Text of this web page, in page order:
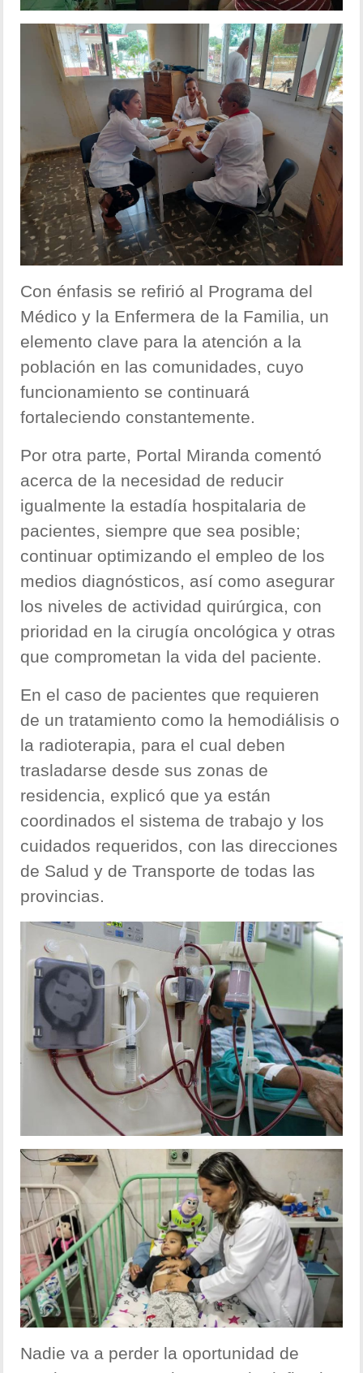
Con énfasis se refirió al Programa del
Médico y la Enfermera de la Familia, un
elemento clave para la atención a la
población en las comunidades, cuyo
funcionamiento se continuará
fortaleciendo constantemente.
Por otra parte, Portal Miranda comentó
acerca de la necesidad de reducir
igualmente la estadía hospitalaria de
pacientes, siempre que sea posible;
continuar optimizando el empleo de los
medios diagnósticos, así como asegurar
los niveles de actividad quirúrgica, con
prioridad en la cirugía oncológica y otras
que comprometan la vida del paciente.
En el caso de pacientes que requieren
de un tratamiento como la hemodiálisis o
la radioterapia, para el cual deben
trasladarse desde sus zonas de
residencia, explicó que ya están
coordinados el sistema de trabajo y los
cuidados requeridos, con las direcciones
de Salud y de Transporte de todas las
provincias.
Nadie va a perder la oportunidad de